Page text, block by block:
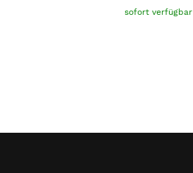
sofort verfügbar